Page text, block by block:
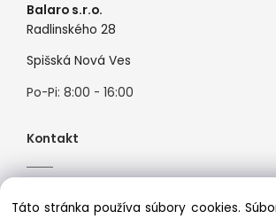
Balaro s.r.o.
Radlinského 28
Spišská Nová Ves
Po-Pi: 8:00 - 16:00
Kontakt
Táto stránka používa súbory cookies.